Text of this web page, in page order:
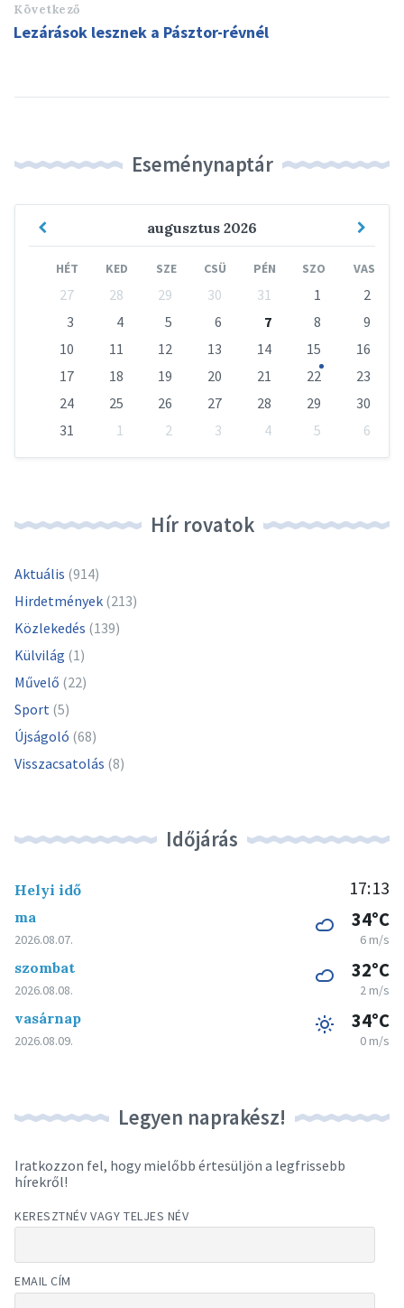
Következő
Lezárások lesznek a Pásztor-révnél
Eseménynaptár
augusztus 2026
Previous
HÉT KED SZE CSÜ PÉN SZO VAS
calendar
27 28 29 30 31 1
2
3
4 5 6 7 8
9
10
11 12 13 14 15
16
17
18 19 20 21 22
23
24
25 26 27 28 29
30
31
1 2 3 4 5
6
Hír rovatok
Aktuális (914)
Hirdetmények (213)
Közlekedés (139)
Külvilág (1)
Művelő (22)
Sport (5)
Újságoló (68)
Visszacsatolás (8)
Időjárás
Helyi idő 17:13
ma
2026.08.07.
34°C
6 m/s
szombat
2026.08.08.
32°C
2 m/s
vasárnap
2026.08.09.
34°C
0 m/s
Legyen naprakész!
Iratkozzon fel, hogy mielőbb értesüljön a legfrissebb
hírekről!
KERESZTNÉV VAGY TELJES NÉV
EMAIL CÍM